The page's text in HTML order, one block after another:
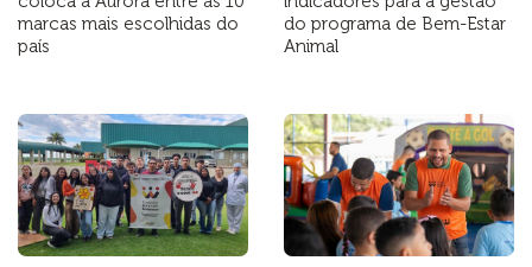
marcas mais escolhidas do
país
do programa de Bem-Estar
Animal